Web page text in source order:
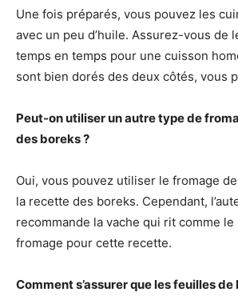
Une fois préparés, vous pouvez les
avec un peu d’huile. Assurez-vous de
temps en temps pour une cuisson
sont bien dorés des deux côtés, vous
Peut-on utiliser un autre type de
des boreks ?
Oui, vous pouvez utiliser le fromage
la recette des boreks. Cependant,
recommande la vache qui rit comme
fromage pour cette recette.
Comment s’assurer que les feuilles